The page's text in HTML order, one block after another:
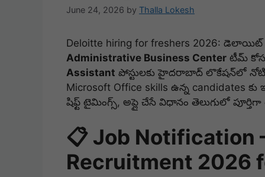
June 24, 2026 by Thalla Lokesh
Deloitte hiring for freshers 2026:
Administrative Business Center టీమ్
Assistant పోస్టులకు హైదరాబాద్ లొకేషన్‌లో
Microsoft Office skills ఉన్న candidates
షిఫ్ట్ టైమింగ్స్, అప్లై చేసే విధానం తెలుగులో పూర్తిగా
📋 Job Notification
Recruitment 2026